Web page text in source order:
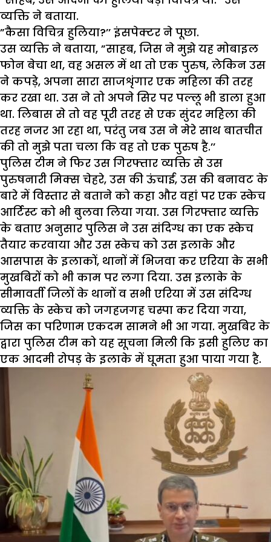
व्यक्ति ने बताया.
”कैसा विचित्र हुलिया?’’ इंसपेक्टर ने पूछा.
उस व्यक्ति ने बताया, ”साहब, जिस ने मुझे यह मोबाइल
फोन बेचा था, वह असल में था तो एक पुरुष, लेकिन उस
ने कपड़े, अपना सारा साजशृंगार एक महिला की तरह
कर रखा था. उस ने तो अपने सिर पर पल्लू भी डाला हुआ
था. लिबास से तो वह पूरी तरह से एक सुंदर महिला की
तरह नजर आ रहा था, परंतु जब उस ने मेरे साथ बातचीत
की तो मुझे पता चला कि वह तो एक पुरुष है.’’
पुलिस टीम ने फिर उस गिरफ्तार व्यक्ति से उस
पुरुषनारी मिक्स चेहरे, उस की ऊंचाई, उस की बनावट के
बारे में विस्तार से बताने को कहा और वहां पर एक स्केच
आर्टिस्ट को भी बुलवा लिया गया. उस गिरफ्तार व्यक्ति
के बताए अनुसार पुलिस ने उस संदिग्ध का एक स्केच
तैयार करवाया और उस स्केच को उस इलाके और
आसपास के इलाकों, थानों में भिजवा कर एरिया के सभी
मुखबिरों को भी काम पर लगा दिया. उस इलाके के
सीमावर्ती जिलों के थानों व सभी एरिया में उस संदिग्ध
व्यक्ति के स्केच को जगहजगह चस्पा कर दिया गया,
जिस का परिणाम एकदम सामने भी आ गया. मुखबिर के
द्वारा पुलिस टीम को यह सूचना मिली कि इसी हुलिए का
एक आदमी रोपड़ के इलाके में घूमता हुआ पाया गया है.